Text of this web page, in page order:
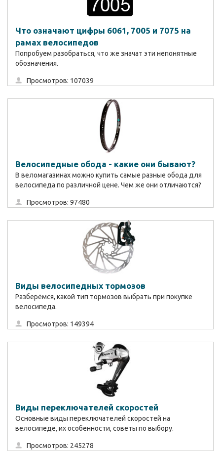
Что означают цифры 6061, 7005 и 7075 на
рамах велосипедов
Попробуем разобраться, что же значат эти непонятные
обозначения.
Просмотров: 107039
Велосипедные обода - какие они бывают?
В веломагазинах можно купить самые разные обода для
велосипеда по различной цене. Чем же они отличаются?
Просмотров: 97480
Виды велосипедных тормозов
Разберёмся, какой тип тормозов выбрать при покупке
велосипеда.
Просмотров: 149394
Виды переключателей скоростей
Основные виды переключателей скоростей на
велосипеде, их особенности, советы по выбору.
Просмотров: 245278